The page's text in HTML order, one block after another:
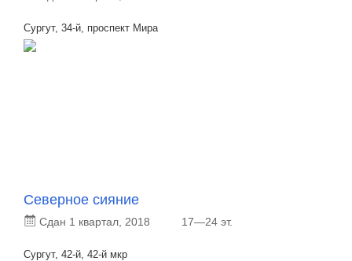
Сургут, 34-й, проспект Мира
Северное сияние
Сдан 1 квартал, 2018 17—24 эт.
Сургут, 42-й, 42-й мкр